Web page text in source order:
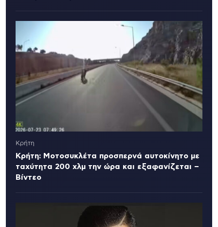
Κρήτη
Κρήτη: Μοτοσυκλέτα προσπερνά αυτοκίνητο με
ταχύτητα 200 χλμ την ώρα και εξαφανίζεται –
Βίντεο